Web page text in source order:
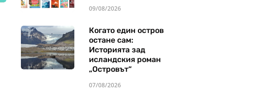
09/08/2026
Когато един остров
остане сам:
Историята зад
исландския роман
„Островът“
07/08/2026